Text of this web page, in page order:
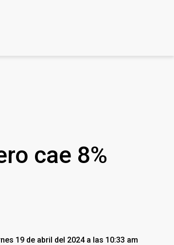
cae 8%
19 de abril del 2024 a las 10:33 am